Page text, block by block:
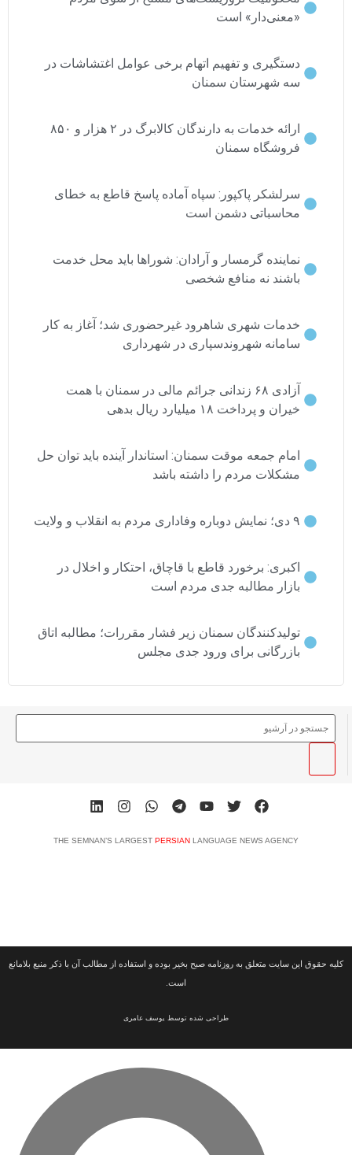
«معنی‌دار» است
دستگیری و تفهیم اتهام برخی عوامل اغتشاشات در
سه شهرستان سمنان
ارائه خدمات به دارندگان کالابرگ در ۲ هزار و ۸۵۰
فروشگاه سمنان
سرلشکر پاکپور: سپاه آماده پاسخ قاطع به خطای
محاسباتی دشمن است
نماینده گرمسار و آرادان: شوراها باید محل خدمت
باشند نه منافع شخصی
خدمات شهری شاهرود غیرحضوری شد؛ آغاز به کار
سامانه شهروندسپاری در شهرداری
آزادی ۶۸ زندانی جرائم مالی در سمنان با همت
خیران و پرداخت ۱۸ میلیارد ریال بدهی
امام جمعه موقت سمنان: استاندار آینده باید توان حل
مشکلات مردم را داشته باشد
اکبری: برخورد قاطع با قاچاق، احتکار و اخلال در
بازار مطالبه جدی مردم است
تولیدکنندگان سمنان زیر فشار مقررات؛ مطالبه اتاق
بازرگانی برای ورود جدی مجلس
THE SEMNAN’S LARGESTPERSIAN LANGUAGE NEWS AGENCY
سایت متعلق به روزنامه صبح بخیر بوده و استفاده از مطالب آن با ذکر منبع بلامانع
طراحی شده توسط یوسف عامری